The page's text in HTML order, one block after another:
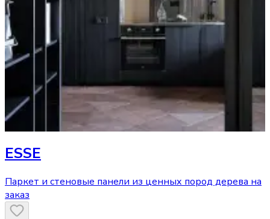
ESSE
Паркет и стеновые панели из ценных пород дерева на
заказ